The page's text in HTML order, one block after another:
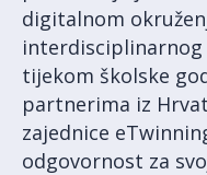
digitalnom
tijekom školske
partnerima iz
zajednice
odgovornost za